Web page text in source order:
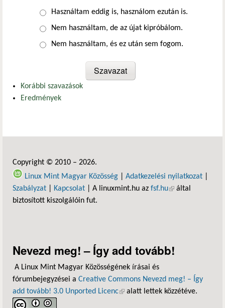
Választások
Használtam eddig is, használom ezután is.
Nem használtam, de az újat kipróbálom.
Nem használtam, és ez után sem fogom.
Korábbi szavazások
Eredmények
Copyright © 2010 – 2026.
Linux Mint Magyar Közösség
Adatkezelési nyilatkozat
Szabályzat
Kapcsolat | A linuxmint.hu az fsf.hu(külső hivatkozás)
által
biztosított kiszolgálóin fut.
Nevezd meg! – Így add tovább!
A Linux Mint Magyar Közösségének írásai és
fórumbejegyzései a Creative Commons Nevezd meg! – Így
add tovább! 3.0 Unported Licenc(külső hivatkozás)
alatt lettek közzétéve.